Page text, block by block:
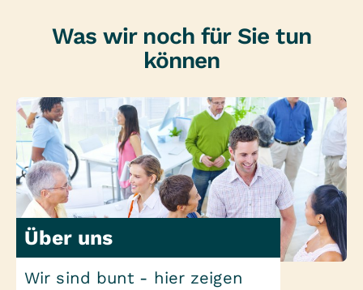
Was wir noch für Sie tun
können
Über uns
Wir sind bunt - hier zeigen